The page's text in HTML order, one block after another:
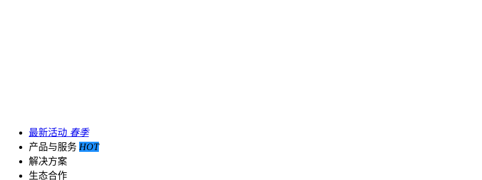
最新活动 春季
产品与服务 HOT
解决方案
生态合作